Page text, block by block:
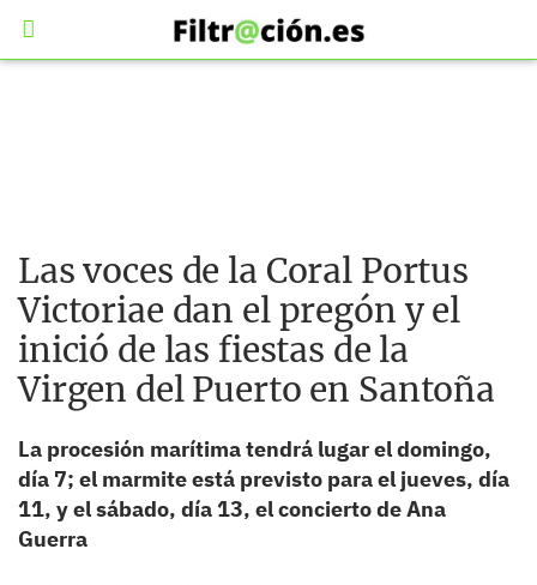
Las voces de la Coral Portus
Victoriae dan el pregón y el
inició de las fiestas de la
Virgen del Puerto en Santoña
La procesión marítima tendrá lugar el domingo,
día 7; el marmite está previsto para el jueves, día
11, y el sábado, día 13, el concierto de Ana
Guerra